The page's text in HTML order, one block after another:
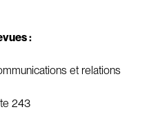
:
et relations
243